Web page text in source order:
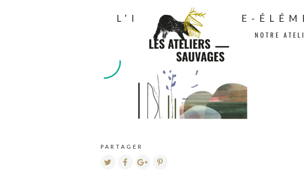
NOTRE
L’ILOT-SAUVAGE-
PARTAGER